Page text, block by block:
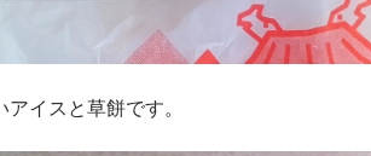
アイスと草餅です。